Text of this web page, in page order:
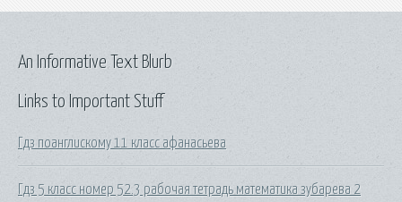
Links to Important Stuff
Гдз поанглискому 11 класс афанасьева
Гдз 5 класс номер 52.3 рабочая тетрадь математика зубарева 2
An Informative Text Blurb